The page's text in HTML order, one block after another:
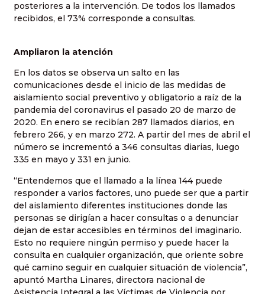
posteriores a la intervención. De todos los llamados
recibidos, el 73% corresponde a consultas.
Ampliaron la atención
En los datos se observa un salto en las
comunicaciones desde el inicio de las medidas de
aislamiento social preventivo y obligatorio a raíz de la
pandemia del coronavirus el pasado 20 de marzo de
2020. En enero se recibían 287 llamados diarios, en
febrero 266, y en marzo 272. A partir del mes de abril el
número se incrementó a 346 consultas diarias, luego
335 en mayo y 331 en junio.
“Entendemos que el llamado a la línea 144 puede
responder a varios factores, uno puede ser que a partir
del aislamiento diferentes instituciones donde las
personas se dirigían a hacer consultas o a denunciar
dejan de estar accesibles en términos del imaginario.
Esto no requiere ningún permiso y puede hacer la
consulta en cualquier organización, que oriente sobre
qué camino seguir en cualquier situación de violencia”,
apuntó Martha Linares, directora nacional de